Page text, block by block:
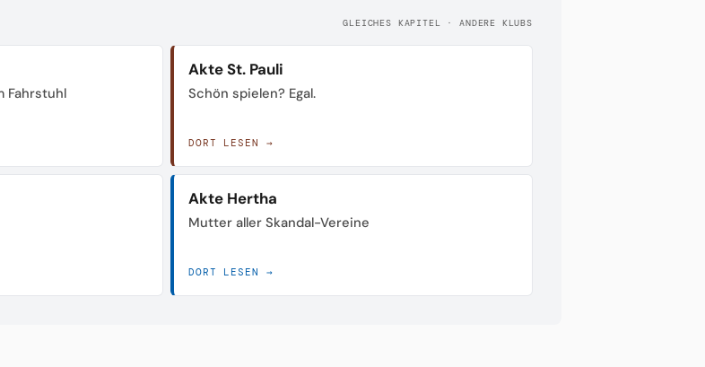
GLEICHES KAPITEL · ANDERE KLUBS
Fahrstuhl
Akte St. Pauli
Schön spielen? Egal.
DORT LESEN →
Akte Hertha
Mutter aller Skandal-Vereine
DORT LESEN →